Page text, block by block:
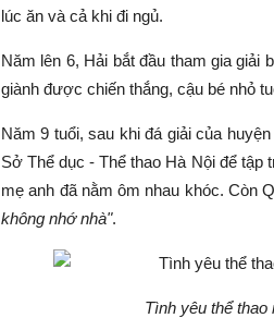
lúc ăn và cả khi đi ngủ.
Năm lên 6, Hải bắt đầu tham gia giải
giành được chiến thắng, cậu bé nhỏ
Năm 9 tuổi, sau khi đá giải của
Sở Thể dục - Thể thao Hà Nội để tập
mẹ anh đã nằm ôm nhau khóc. Còn
không nhớ nhà".
Tình yêu thể thao